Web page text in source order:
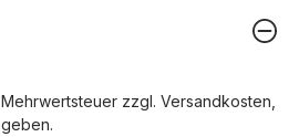
zzgl. Versandkosten